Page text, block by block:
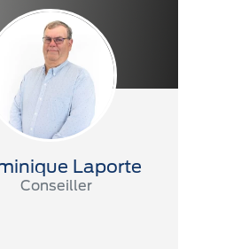
Laporte
Conseiller